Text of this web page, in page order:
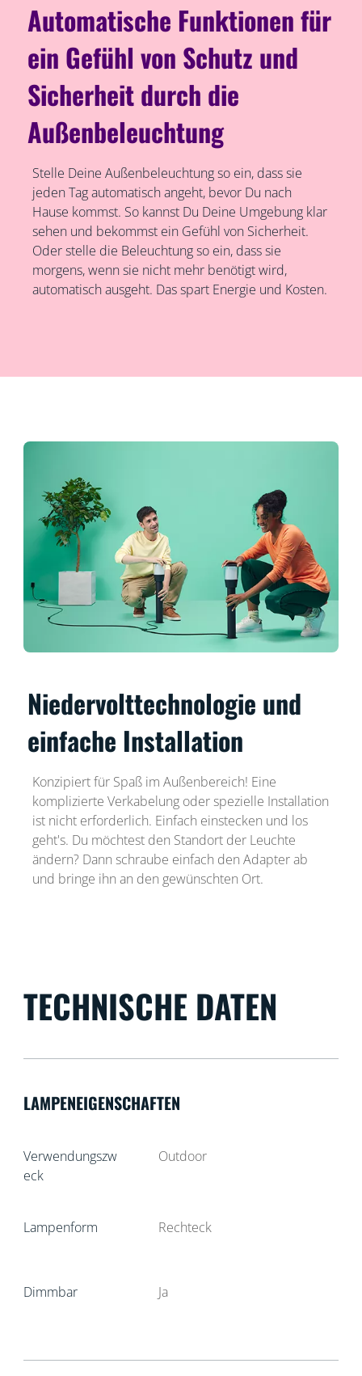
Automatische Funktionen für
ein Gefühl von Schutz und
Sicherheit durch die
Außenbeleuchtung
Stelle Deine Außenbeleuchtung so ein, dass sie
jeden Tag automatisch angeht, bevor Du nach
Hause kommst. So kannst Du Deine Umgebung klar
sehen und bekommst ein Gefühl von Sicherheit.
Oder stelle die Beleuchtung so ein, dass sie
morgens, wenn sie nicht mehr benötigt wird,
automatisch ausgeht. Das spart Energie und Kosten.
Niedervolttechnologie und
einfache Installation
Konzipiert für Spaß im Außenbereich! Eine
komplizierte Verkabelung oder spezielle Installation
ist nicht erforderlich. Einfach einstecken und los
geht's. Du möchtest den Standort der Leuchte
ändern? Dann schraube einfach den Adapter ab
und bringe ihn an den gewünschten Ort.
TECHNISCHE DATEN
LAMPENEIGENSCHAFTEN
Verwendungszw
eck
Outdoor
Lampenform Rechteck
Dimmbar Ja